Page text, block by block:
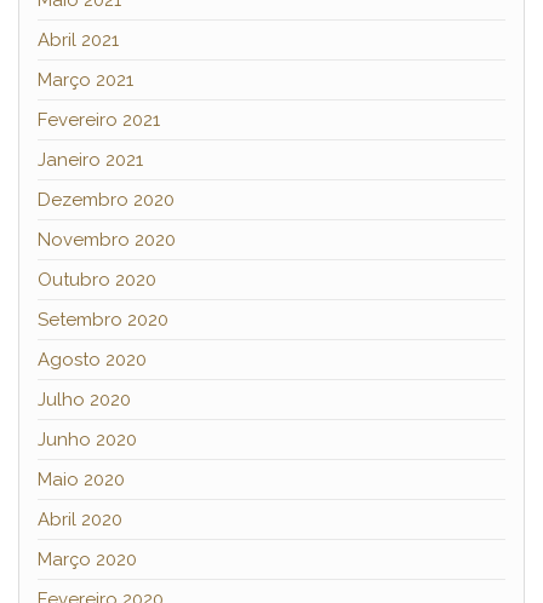
Abril 2021
Março 2021
Fevereiro 2021
Janeiro 2021
Dezembro 2020
Novembro 2020
Outubro 2020
Setembro 2020
Agosto 2020
Julho 2020
Junho 2020
Maio 2020
Abril 2020
Março 2020